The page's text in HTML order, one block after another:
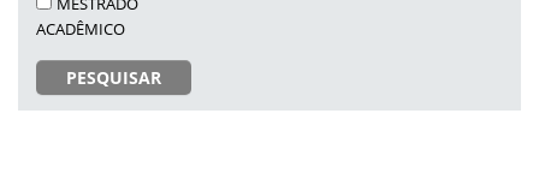
ACADÊMICO
PESQUISAR